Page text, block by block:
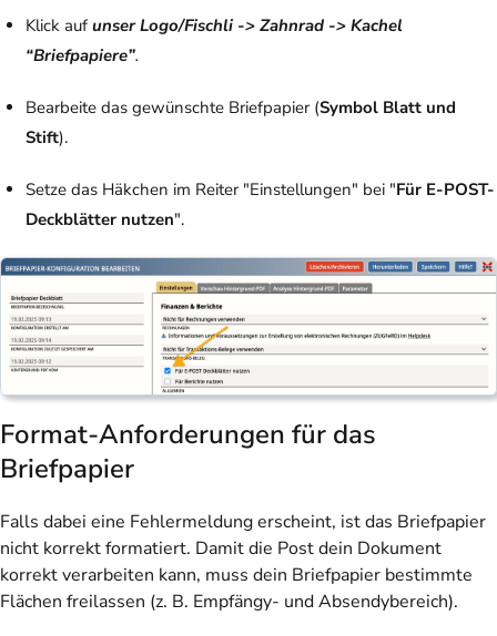
Klick auf unser Logo/Fischli -> Zahnrad -> Kachel
“Briefpapiere”.
Bearbeite das gewünschte Briefpapier (Symbol Blatt und
Stift).
Setze das Häkchen im Reiter "Einstellungen" bei "Für E-POST-
Deckblätter nutzen".
Format-Anforderungen für das
Briefpapier
Falls dabei eine Fehlermeldung erscheint, ist das Briefpapier
nicht korrekt formatiert. Damit die Post dein Dokument
korrekt verarbeiten kann, muss dein Briefpapier bestimmte
Flächen freilassen (z. B. Empfängy- und Absendybereich).